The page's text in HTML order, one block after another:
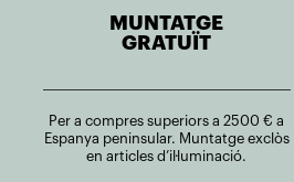
MUNTATGE
GRATUÏT
Per a compres superiors a 2500 € a
Espanya peninsular. Muntatge exclòs
en articles d’il·luminació.